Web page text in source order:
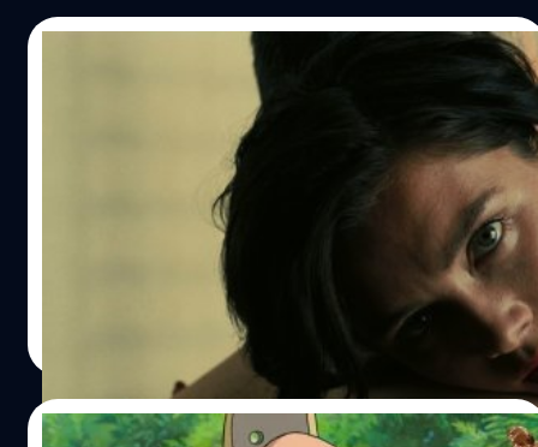
Florence Pugh เล่าจังหวะนรก ตอนถ่ายทำ
ฉากอีโรติกกับ Cillian Murphy ใน
ฟลอเรนซ์ พิว (Florence Pugh) เล่าจังหวะนรกตอนถ่ายทำ
ฉากเข้าคู่กับ คิลเลียน เมอร์ฟี (Cillian Murphy) ใน
| 921 days ago
27/01/2024